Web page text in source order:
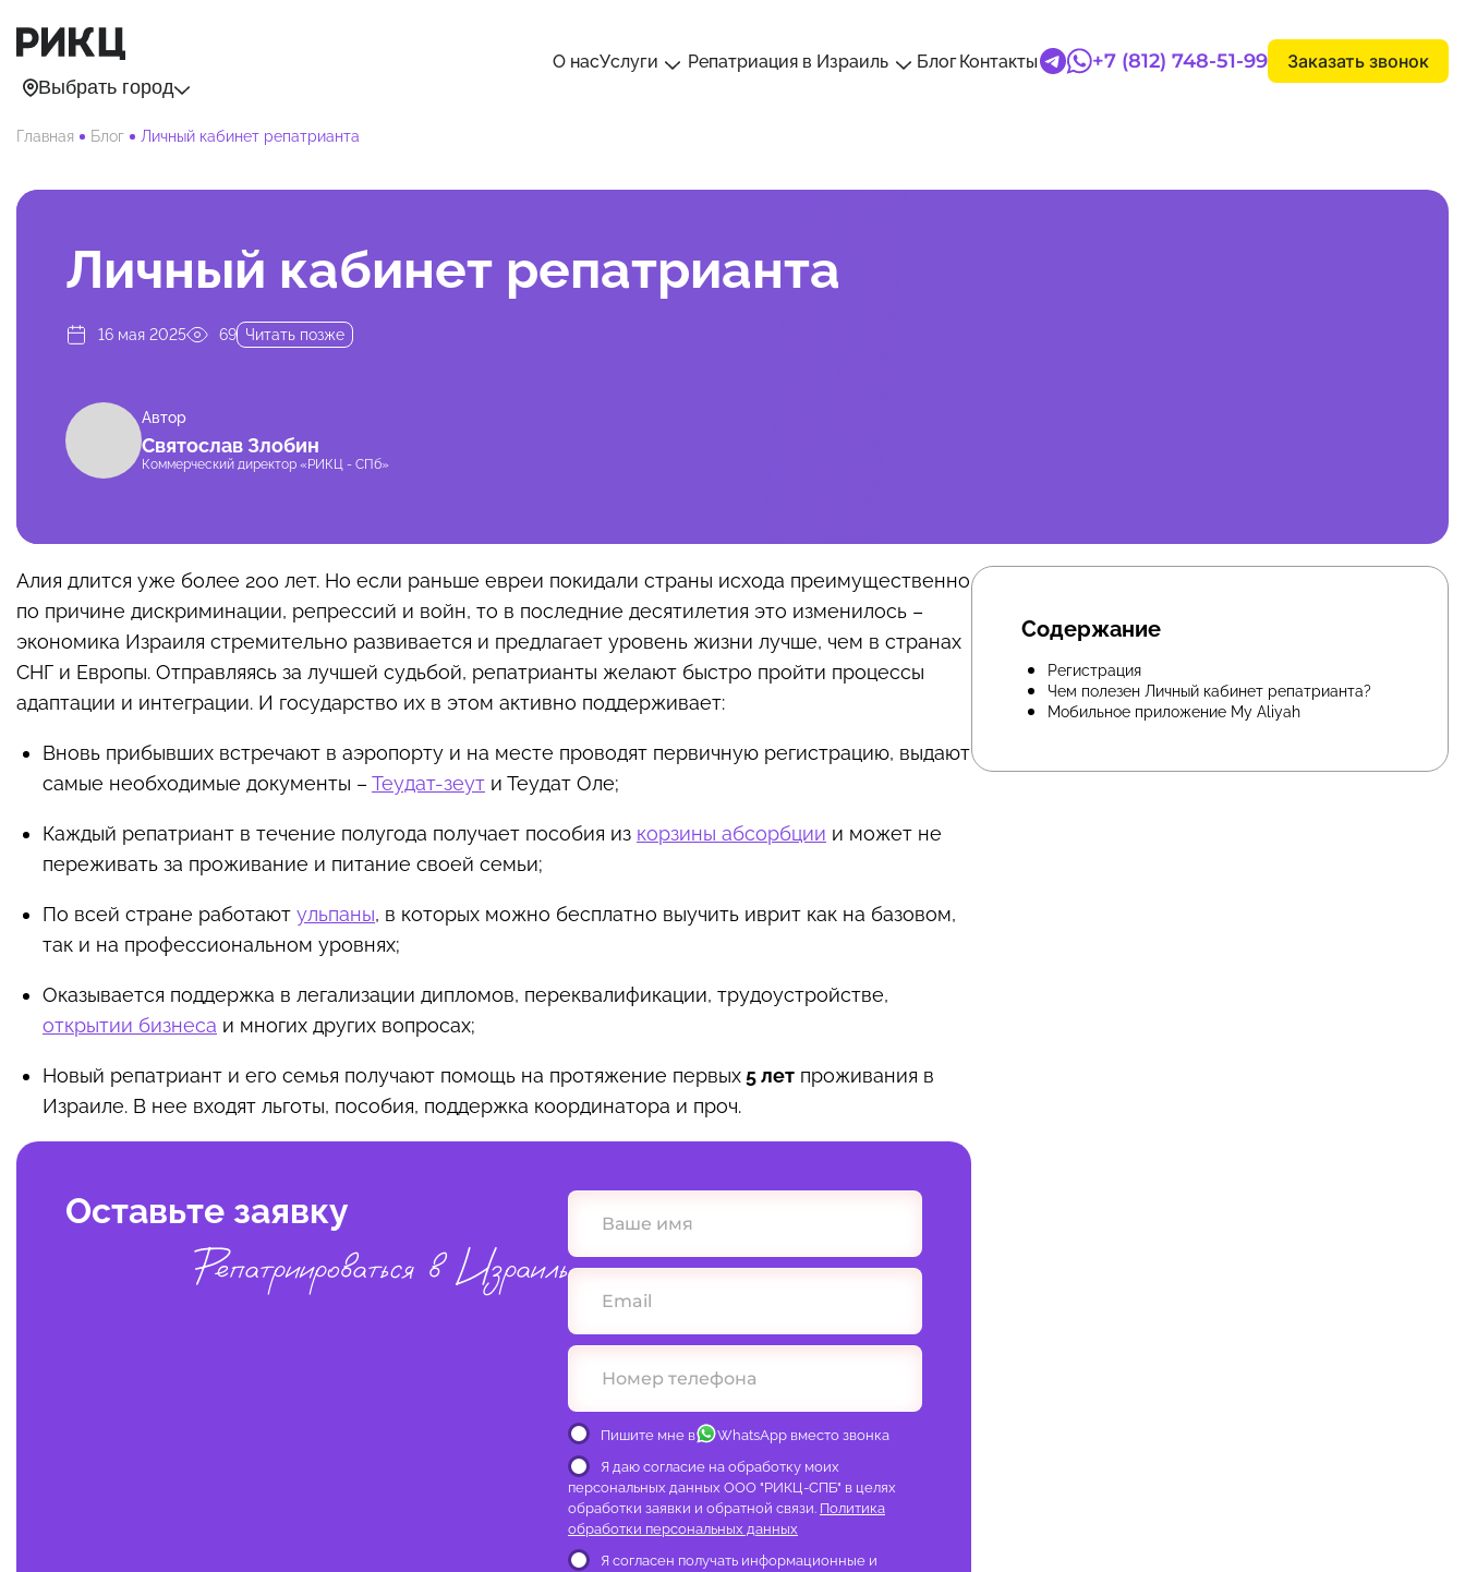
Выбрать город
О насУслуги Репатриация в Израиль БлогКонтакты +7 (812) 748-51-99 Заказать звонок
Главная Блог Личный кабинет репатрианта
Личный кабинет репатрианта
16 мая 2025 69 Читать позже
Автор
Святослав Злобин
Коммерческий директор «РИКЦ - СПб»
Алия длится уже более 200 лет. Но если раньше евреи покидали страны исхода преимущественно
по причине дискриминации, репрессий и войн, то в последние десятилетия это изменилось –
экономика Израиля стремительно развивается и предлагает уровень жизни лучше, чем в странах
СНГ и Европы. Отправляясь за лучшей судьбой, репатрианты желают быстро пройти процессы
адаптации и интеграции. И государство их в этом активно поддерживает:
Вновь прибывших встречают в аэропорту и на месте проводят первичную регистрацию, выдают
самые необходимые документы – Теудат-зеут и Теудат Оле;
Каждый репатриант в течение полугода получает пособия из корзины абсорбции и может не
переживать за проживание и питание своей семьи;
По всей стране работают ульпаны, в которых можно бесплатно выучить иврит как на базовом,
так и на профессиональном уровнях;
Оказывается поддержка в легализации дипломов, переквалификации, трудоустройстве,
открытии бизнеса и многих других вопросах;
Новый репатриант и его семья получают помощь на протяжение первых 5 лет проживания в
Израиле. В нее входят льготы, пособия, поддержка координатора и проч.
Оставьте заявку
Репатриироваться в Израиль
Пишите мне в
WhatsApp вместо звонка
Я даю согласие на обработку моих
персональных данных ООО "РИКЦ-СПБ" в целях
обработки заявки и обратной связи. Политика
обработки персональных данных
Я согласен получать информационные и
Содержание
Регистрация
Чем полезен Личный кабинет репатрианта?
Мобильное приложение My Aliyah